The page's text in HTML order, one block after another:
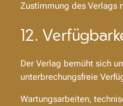
Zustimmung des Verlags
12.
Der Verlag bemüht sich
unterbrechungsfreie
Wartungsarbeiten,